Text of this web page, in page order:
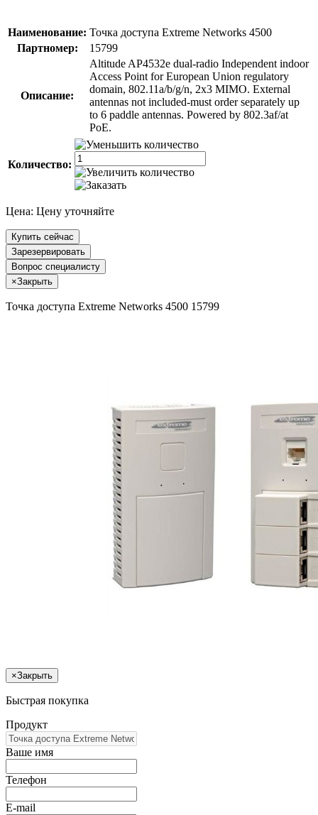
Наименование: Точка доступа Extreme Networks 4500
Партномер:
15799
Описание:
Altitude AP4532e dual-radio Independent indoor
Access Point for European Union regulatory
domain, 802.11a/b/g/n, 2x3 MIMO. External
antennas not included-must order separately up
to 6 paddle antennas. Powered by 802.3af/at
PoE.
Количество:
Цена: Цену уточняйте
Купить сейчас
Зарезервировать
Вопрос специалисту
×Закрыть
Точка доступа Extreme Networks 4500 15799
×Закрыть
Быстрая покупка
Продукт
Ваше имя
Телефон
E-mail